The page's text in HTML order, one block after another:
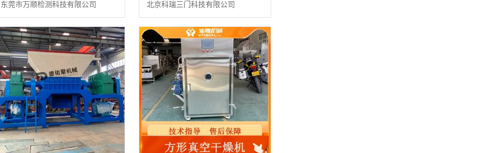
东莞市万顺检测科技有限公司 北京科瑞三门科技有限公司